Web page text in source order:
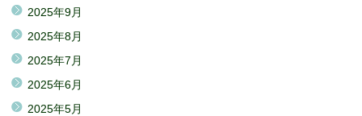
2025年9月
2025年8月
2025年7月
2025年6月
2025年5月